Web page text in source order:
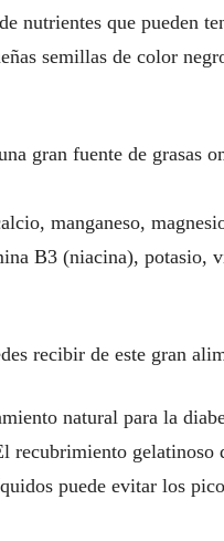
nutrientes que pueden
semillas de color
gran fuente de grasas
manganeso,
B3 (niacina), potasio,
recibir de este gran
natural para la
recubrimiento gelatinoso
puede evitar los